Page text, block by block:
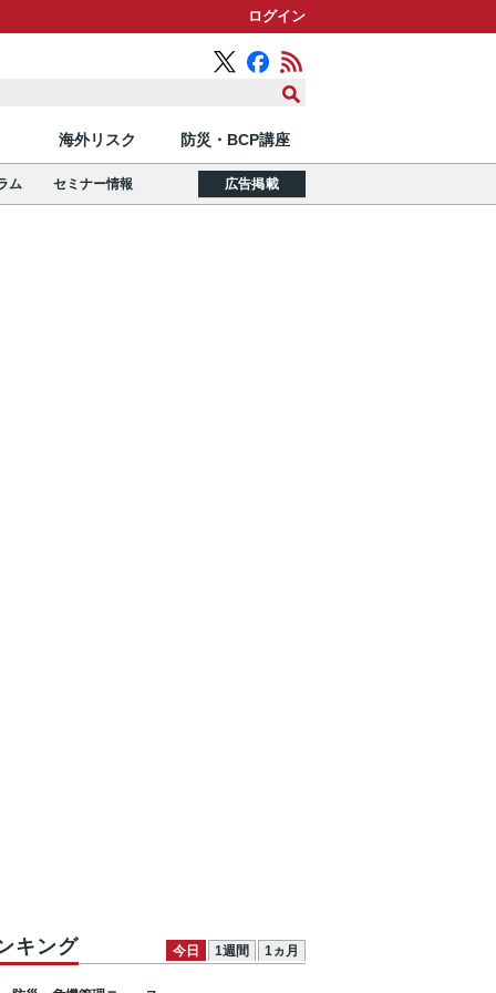
ログイン
海外リスク 防災・BCP講座
ム セミナー情報 広告掲載
キング 今日 1週間 1ヵ月